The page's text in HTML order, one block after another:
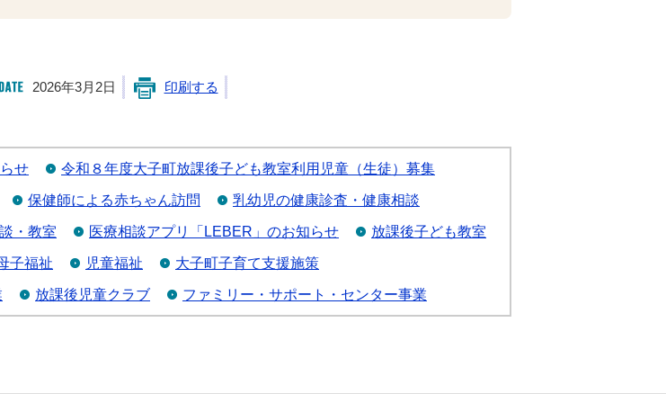
2026年3月2日 印刷する
せ 令和８年度大子町放課後子ども教室利用児童（生徒）募集
保健師による赤ちゃん訪問 乳幼児の健康診査・健康相談
・教室 医療相談アプリ「LEBER」のお知らせ 放課後子ども教室
子福祉 児童福祉 大子町子育て支援施策
放課後児童クラブ ファミリー・サポート・センター事業